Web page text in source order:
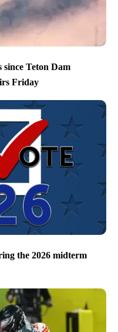
Teton Dam
Friday
the 2026 midterm